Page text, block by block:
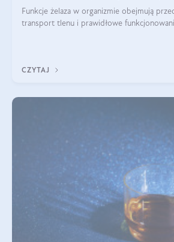
Funkcje żelaza w organizmie obejmują
transport tlenu i prawidłowe
CZYTAJ